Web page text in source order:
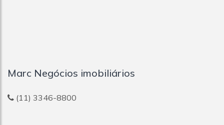
Marc Negócios imobiliários
(11) 3346-8800